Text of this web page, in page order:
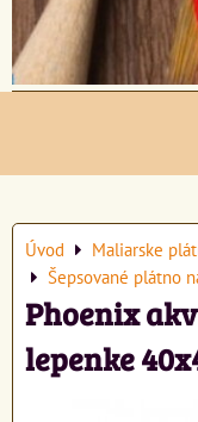
Úvod
Maliarske
Šepsované plátno
Phoenix
lepenke